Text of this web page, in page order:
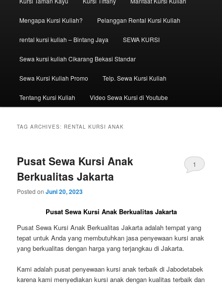
Mengapa Kursi Kuliah? Pelanggan Rental Kursi Kuliah
rental kursi kuliah – Bintang Jaya SEWA KURSI
Sewa kursi kuliah Cikarang Bekasi Standar
Sewa Kursi Kuliah Promo Telp. Sewa Kursi Kuliah
Tentang Kursi Kuliah Video Sewa Kursi di Youtube
TAG ARCHIVES: RENTAL KURSI ANAK
Pusat Sewa Kursi Anak
Berkualitas Jakarta
Posted onJuni 20, 2023
1
Pusat Sewa Kursi Anak Berkualitas Jakarta
Pusat Sewa Kursi Anak Berkualitas Jakarta adalah tempat yang
tepat untuk Anda yang membutuhkan jasa penyewaan kursi anak
yang berkualitas dengan harga yang terjangkau di Jakarta.
Kami adalah pusat penyewaan kursi anak terbaik di Jabodetabek
karena kami menyediakan kursi anak dengan kualitas terbaik dan